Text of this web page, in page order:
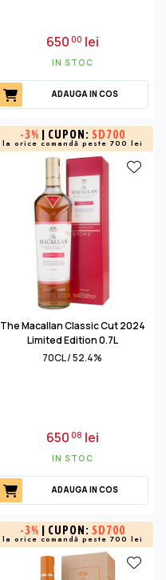
65000 lei
IN STOC
ADAUGA IN COS
-3% | CUPON: SD700
la orice comandă peste 700 lei
The Macallan Classic Cut 2024
Limited Edition 0.7L
70CL / 52.4%
65008 lei
IN STOC
ADAUGA IN COS
-3% | CUPON: SD700
la orice comandă peste 700 lei